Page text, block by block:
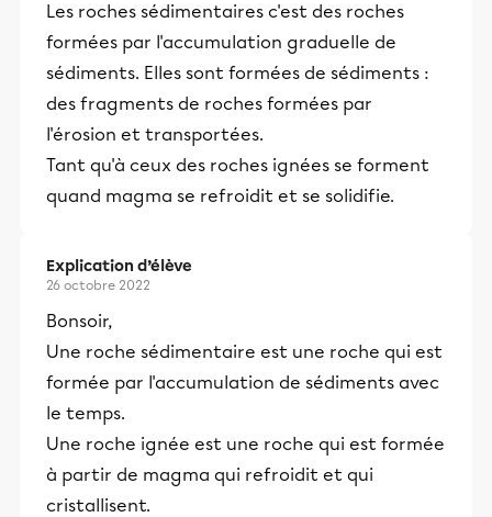
Les roches sédimentaires c'est des roches
formées par l'accumulation graduelle de
sédiments. Elles sont formées de sédiments :
des fragments de roches formées par
l'érosion et transportées.
Tant qu'à ceux des roches ignées se forment
quand magma se refroidit et se solidifie.
Explication d’élève
26 octobre 2022
Bonsoir,
Une roche sédimentaire est une roche qui est
formée par l'accumulation de sédiments avec
le temps.
Une roche ignée est une roche qui est formée
à partir de magma qui refroidit et qui
cristallisent.